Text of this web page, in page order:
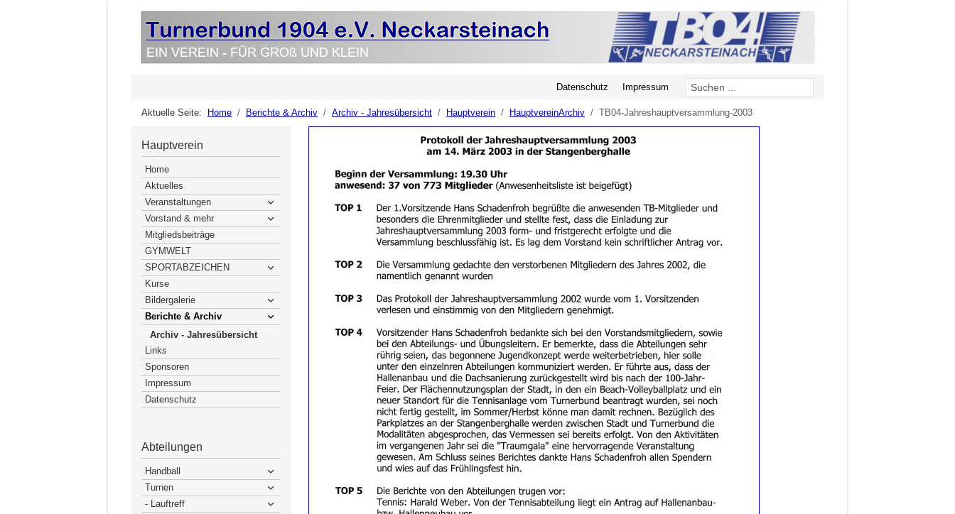
Datenschutz Impressum
Aktuelle Seite: Home Berichte & Archiv Archiv - Jahresübersicht Hauptverein HauptvereinArchiv TB04-Jahreshauptversammlung-2003
Hauptverein
Home
Aktuelles
Veranstaltungen
Vorstand & mehr
Mitgliedsbeiträge
GYMWELT
SPORTABZEICHEN
Kurse
Bildergalerie
Berichte & Archiv
Archiv - Jahresübersicht
Links
Sponsoren
Impressum
Datenschutz
Abteilungen
Handball
Turnen
- Lauftreff